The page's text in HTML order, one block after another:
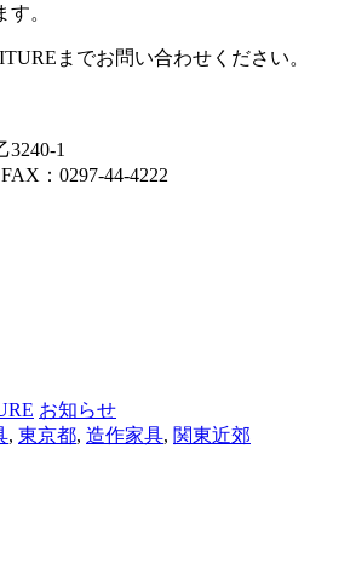
。
までお問い合わせください。
1
：0297-44-4222
お知らせ
, 東京都, 造作家具, 関東近郊